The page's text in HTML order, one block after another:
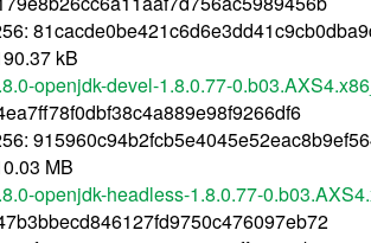
kB
openjdk-devel-1.8.0.77-
MB
openjdk-headless-1.8.0.77-